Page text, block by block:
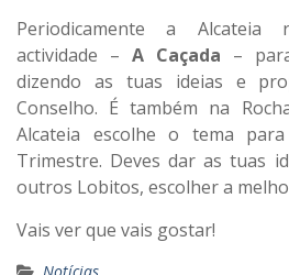
Periodicamente a Alcateia
actividade – A Caçada –
dizendo as tuas ideias e
Conselho. É também na
Alcateia escolhe o tema
Trimestre. Deves dar as tuas
outros Lobitos, escolher a
Vais ver que vais gostar!